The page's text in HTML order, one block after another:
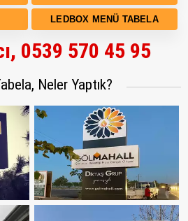
LEDBOX MENÜ TABELA
0539 570 45 95
Neler Yaptık?